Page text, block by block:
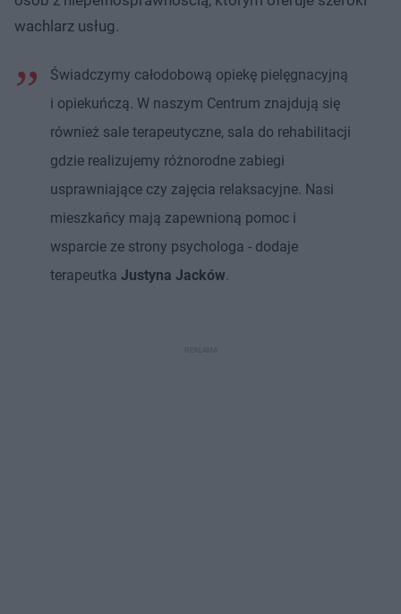
wachlarz usług.
Świadczymy całodobową opiekę pielęgnacyjną
i opiekuńczą. W naszym Centrum znajdują się
również sale terapeutyczne, sala do rehabilitacji
gdzie realizujemy różnorodne zabiegi
usprawniające czy zajęcia relaksacyjne. Nasi
mieszkańcy mają zapewnioną pomoc i
wsparcie ze strony psychologa - dodaje
terapeutka Justyna Jacków.